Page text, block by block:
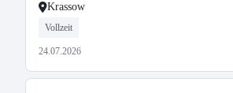
Krassow
Vollzeit
24.07.2026